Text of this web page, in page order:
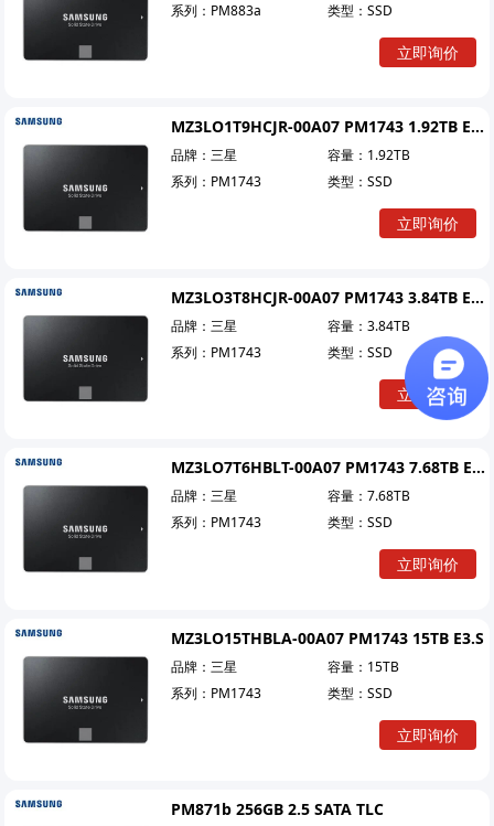
系列： PM883a 类型：SSD
立即询价
MZ3LO1T9HCJR-00A07 PM1743 1.92TB E3.S
品牌： 三星 容量： 1.92TB
系列： PM1743 类型：SSD
立即询价
MZ3LO3T8HCJR-00A07 PM1743 3.84TB E3.S
品牌： 三星 容量：3.84TB
系列： PM1743 类型：SSD
立即询价
MZ3LO7T6HBLT-00A07 PM1743 7.68TB E3.S
品牌： 三星 容量：7.68TB
系列： PM1743 类型：SSD
立即询价
MZ3LO15THBLA-00A07 PM1743 15TB E3.S
品牌： 三星 容量： 15TB
系列： PM1743 类型：SSD
立即询价
PM871b 256GB 2.5 SATA TLC